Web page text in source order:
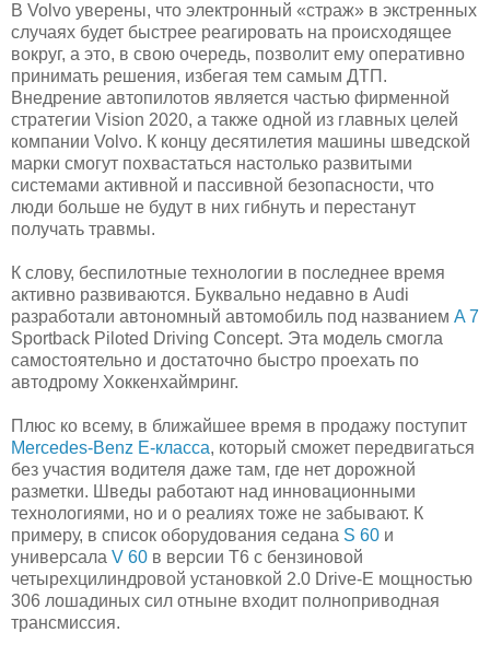
В Volvo уверены, что электронный «страж» в экстренных
случаях будет быстрее реагировать на происходящее
вокруг, а это, в свою очередь, позволит ему оперативно
принимать решения, избегая тем самым ДТП.
Внедрение автопилотов является частью фирменной
стратегии Vision 2020, а также одной из главных целей
компании Volvo. К концу десятилетия машины шведской
марки смогут похвастаться настолько развитыми
системами активной и пассивной безопасности, что
люди больше не будут в них гибнуть и перестанут
получать травмы.
К слову, беспилотные технологии в последнее время
активно развиваются. Буквально недавно в Audi
разработали автономный автомобиль под названием A 7
Sportback Piloted Driving Concept. Эта модель смогла
самостоятельно и достаточно быстро проехать по
автодрому Хоккенхаймринг.
Плюс ко всему, в ближайшее время в продажу поступит
Mercedes-Benz E-класса, который сможет передвигаться
без участия водителя даже там, где нет дорожной
разметки. Шведы работают над инновационными
технологиями, но и о реалиях тоже не забывают. К
примеру, в список оборудования седана S 60 и
универсала V 60 в версии T6 с бензиновой
четырехцилиндровой установкой 2.0 Drive-E мощностью
306 лошадиных сил отныне входит полноприводная
трансмиссия.